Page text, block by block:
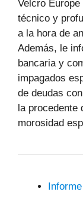
Velcro
técnico y
a la hora de
Además, le
bancaria y
impagados
de deudas
la procedente
morosidad